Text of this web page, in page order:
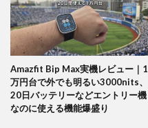
Amazfit Bip Max実機レビュー｜1
万円台で外でも明るい3000nits、
20日バッテリーなどエントリー機
なのに使える機能爆盛り